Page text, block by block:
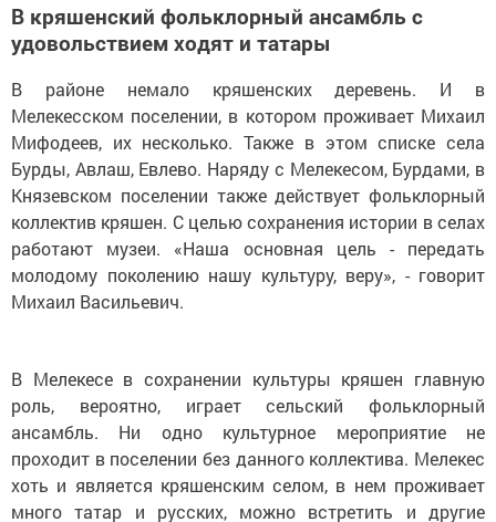
В кряшенский фольклорный ансамбль с
удовольствием ходят и татары
В районе немало кряшенских деревень. И в
Мелекесском поселении, в котором проживает Михаил
Мифодеев, их несколько. Также в этом списке села
Бурды, Авлаш, Евлево. Наряду с Мелекесом, Бурдами, в
Князевском поселении также действует фольклорный
коллектив кряшен. С целью сохранения истории в селах
работают музеи. «Наша основная цель - передать
молодому поколению нашу культуру, веру», - говорит
Михаил Васильевич.
В Мелекесе в сохранении культуры кряшен главную
роль, вероятно, играет сельский фольклорный
ансамбль. Ни одно культурное мероприятие не
проходит в поселении без данного коллектива. Мелекес
хоть и является кряшенским селом, в нем проживает
много татар и русских, можно встретить и другие